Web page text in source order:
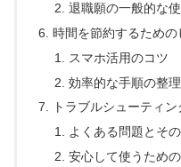
退職願の一般的な
時間を節約するための
スマホ活用のコツ
効率的な手順の整理
トラブルシューティ
よくある問題とそ
安心して使うため